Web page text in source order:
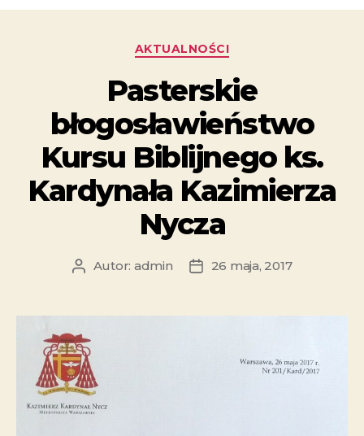
AKTUALNOŚCI
Pasterskie
błogosławieństwo
Kursu Biblijnego ks.
Kardynała Kazimierza
Nycza
Autor: admin 26 maja, 2017